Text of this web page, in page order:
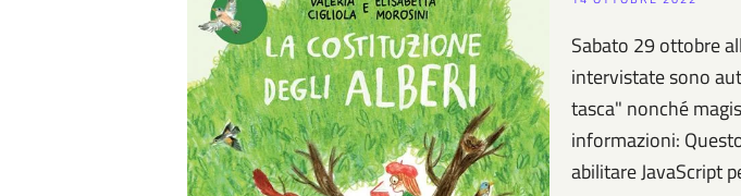
Sabato 29 ottobre
intervistate sono
tasca" nonché
informazioni:
abilitare JavaScript